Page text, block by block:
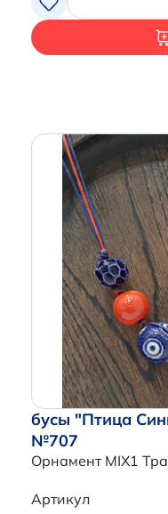
бусы "Птица
№707
Орнамент MIX1
Артикул